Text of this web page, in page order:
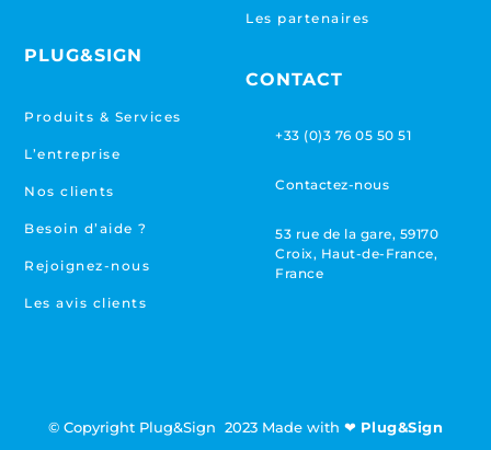
PLUG&SIGN
Produits & Services
L’entreprise
Nos clients
Besoin d’aide ?
Rejoignez-nous
Les avis clients
Les partenaires
CONTACT
+33 (0)3 76 05 50 51
Contactez-nous
53 rue de la gare, 59170
Croix, Haut-de-France,
France
© Copyright Plug&Sign 2023 Made with ❤ Plug&Sign